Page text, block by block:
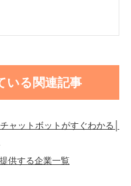
いる関連記事
ャットボットがすぐわかる│
供する企業一覧